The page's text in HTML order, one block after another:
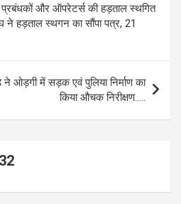
a
n
प्रबंधकों और ऑपरेटर्स की हड़ताल स्थगित
ने हड़ताल स्थगन का सौंपा पत्र, 21
ने ओड़गी में सड़क एवं पुलिया निर्माण का
किया औचक निरीक्षण…..